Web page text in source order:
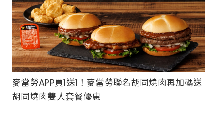
麥當勞APP買1送1！麥當勞聯名胡同燒肉再加碼送
胡同燒肉雙人套餐優惠